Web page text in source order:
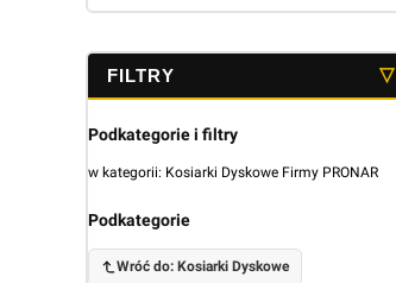
Podkategorie i filtry
w kategorii: Kosiarki Dyskowe Firmy PRONAR
Podkategorie
Wróć do: Kosiarki Dyskowe